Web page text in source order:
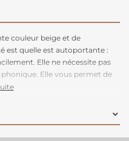
couleur beige et de
est quelle est autoportante :
Elle ne nécessite pas
Elle vous permet de
épaisse, elle apportera un